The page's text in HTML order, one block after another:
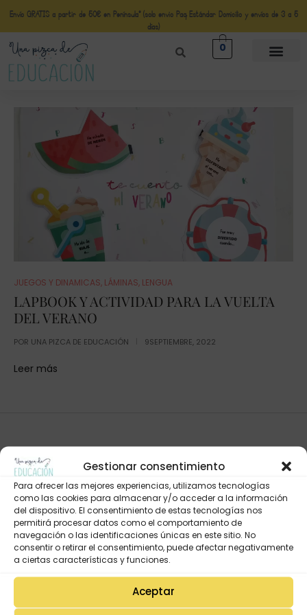
Gestionar consentimiento
Para ofrecer las mejores experiencias, utilizamos tecnologías
como las cookies para almacenar y/o acceder a la información
del dispositivo. El consentimiento de estas tecnologías nos
permitirá procesar datos como el comportamiento de
navegación o las identificaciones únicas en este sitio. No
consentir o retirar el consentimiento, puede afectar negativamente
a ciertas características y funciones.
Aceptar
Envío GRATIS a partir de 50€ en Península* (solo envio Paq Estándar Domicilio y envíos de 3 a 5
días)
0
JUEGOS Y DINAMICAS, LÁMINAS, LENGUA
LAPBOOK Y ACTIVIDAD PARA LA VUELTA
DEL VERANO
POR UNA PIZCA DE EDUCACIÓN 9SEPTIEMBRE, 2022
Leer más
Mi Cuenta
Lista de deseos
Mi Perfil